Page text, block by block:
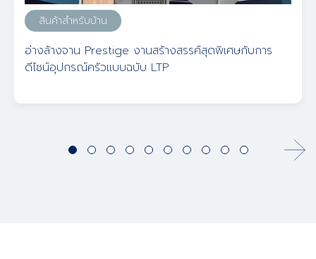
สินค้าสำหรับบ้าน
อ่างล้างจาน Prestige งานสร้างสรรค์สุดพิเศษกับการ
ดีไซน์อุปกรณ์ครัวแบบฉบับ LTP